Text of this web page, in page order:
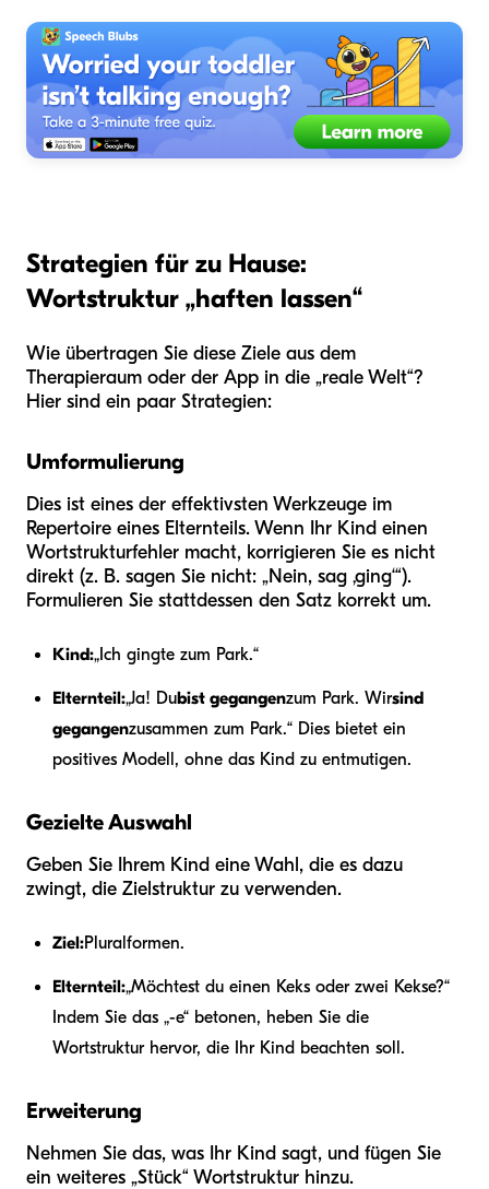
Strategien für zu Hause:
Wortstruktur „haften lassen“
Wie übertragen Sie diese Ziele aus dem
Therapieraum oder der App in die „reale Welt“?
Hier sind ein paar Strategien:
Umformulierung
Dies ist eines der effektivsten Werkzeuge im
Repertoire eines Elternteils. Wenn Ihr Kind einen
Wortstrukturfehler macht, korrigieren Sie es nicht
direkt (z. B. sagen Sie nicht: „Nein, sag ‚ging‘“).
Formulieren Sie stattdessen den Satz korrekt um.
Kind:„Ich gingte zum Park.“
Elternteil:„Ja! Dubist gegangenzum Park. Wirsind
gegangenzusammen zum Park.“ Dies bietet ein
positives Modell, ohne das Kind zu entmutigen.
Gezielte Auswahl
Geben Sie Ihrem Kind eine Wahl, die es dazu
zwingt, die Zielstruktur zu verwenden.
Ziel:Pluralformen.
Elternteil:„Möchtest du einen Keks oder zwei Kekse?“
Indem Sie das „-e“ betonen, heben Sie die
Wortstruktur hervor, die Ihr Kind beachten soll.
Erweiterung
Nehmen Sie das, was Ihr Kind sagt, und fügen Sie
ein weiteres „Stück“ Wortstruktur hinzu.